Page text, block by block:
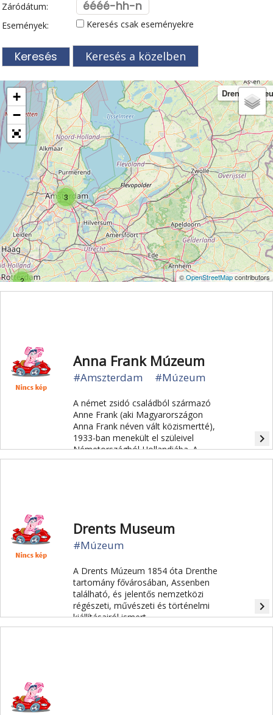
Záródátum:
Események:
Keresés csak eseményekre
Keresés a közelben
3
2
Drents
+
−
©OpenStreetMapcontributors
Anna Frank Múzeum
#Amszterdam #Múzeum
A német zsidó családból származó
Anne Frank (aki Magyarországon
Anna Frank néven vált közismertté),
1933-ban menekült el szüleivel
Németországból Hollandiába. A
család a náci megszállás idején egy
navigate_next
Drents Museum
#Múzeum
A Drents Múzeum 1854 óta Drenthe
tartomány fővárosában, Assenben
található, és jelentős nemzetközi
régészeti, művészeti és történelmi
kiállításairól ismert.
navigate_next